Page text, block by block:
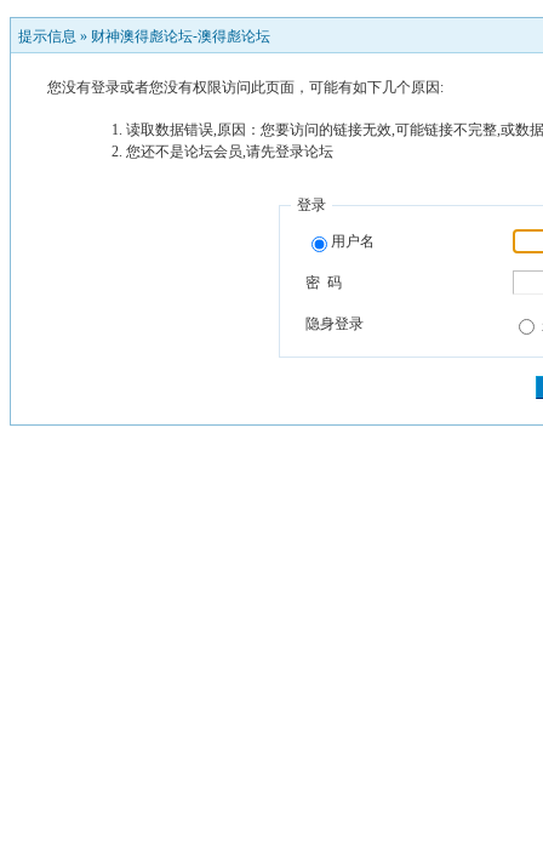
提示信息 » 财神澳得彪论坛-澳得彪论坛
您没有登录或者您没有权限访问此页面，可能有如下几个原因:
读取数据错误,原因：您要访问的链接无效,可能链接不完整,或数
您还不是论坛会员,请先登录论坛
登录
用户名
密 码
隐身登录